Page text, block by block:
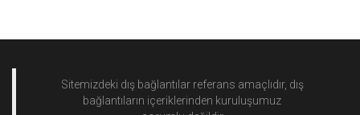
Sitemizdeki dış bağlantılar referans amaçlıdır, dış
bağlantıların içeriklerinden kuruluşumuz